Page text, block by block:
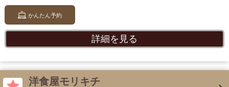
かんたん予約
詳細を見る
洋食屋モリキチ